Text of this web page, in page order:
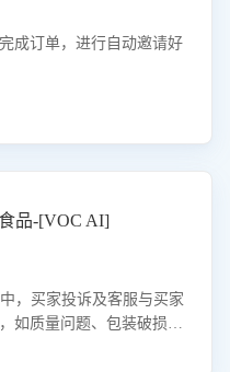
成订单，进行自动邀请好
品-[VOC AI]
，买家投诉及客服与买家
如质量问题、包装破损